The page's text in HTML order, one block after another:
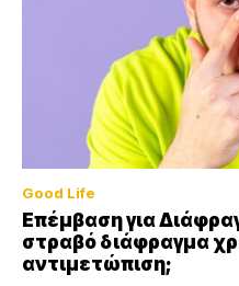
Good Life
Επέμβαση για
στραβό διάφραγμα
αντιμετώπιση;